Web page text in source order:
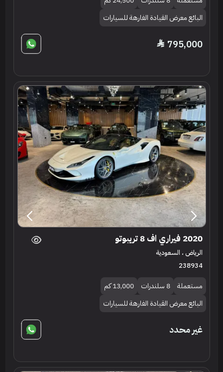
البائع معرض القيادة الفارهة للسيارات
795,000
2020 فيراري اف 8 تريبوتو
الرياض ، السعودية
238934
مستعملة 8 سلندرات
13,000 كم
البائع معرض القيادة الفارهة للسيارات
غير محدد